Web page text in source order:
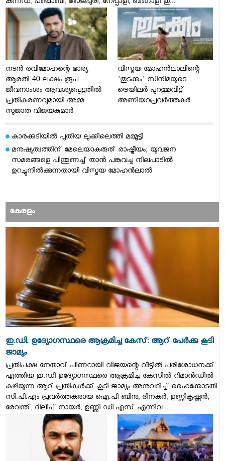
കന്നഡ, പഞ്ചാബി, ഭോജ്പുരി, നേപ്പാളി, ബംഗാളി തു...
നടന്‍ രവിമോഹന്റെ ഭാര്യ
ആരതി 40 ലക്ഷം രൂപ
ജീവനാംശം ആവശ്യപ്പെട്ടതില്‍
പ്രതികരണവുമായി അമ്മ
സുജാത വിജയകുമാര്‍
വിസ്മയ മോഹന്‍ലാലിന്റെ
'തുടക്കം' സിനിമയുടെ
ട്രെയിലര്‍ പുറത്തുവിട്ട്
അണിയറപ്രവര്‍ത്തകര്‍
കാരക്കുടിയില്‍ പുതിയ ലുക്കിലെത്തി മമ്മൂട്ടി
മനുഷ്യത്വത്തിന് മേലെയാകരുത് രാഷ്ട്രീയം; യുവജന
സമരങ്ങളെ പിന്തുണച്ച് താന്‍ പങ്കുവച്ച നിലപാടില്‍
ഉറച്ചുനില്‍ക്കുന്നതായി വിസ്മയ മോഹന്‍ലാല്‍
കേരളം
ഇ.ഡി. ഉദ്യോഗസ്ഥരെ ആക്രമിച്ച കേസ്: ആറ് പേര്‍ക്കു കൂടി
ജാമ്യം
പ്രതിപക്ഷ നേതാവ് പിണറായി വിജയന്റെ വീട്ടില്‍ പരിശോധനക്ക്
എത്തിയ ഇ.ഡി ഉദ്യോഗസ്ഥരെ ആക്രമിച്ച കേസില്‍ റിമാന്‍ഡില്‍
കഴിയുന്ന ആറ് പ്രതികള്‍ക്ക് കൂടി ജാമ്യം അനുവദിച്ച് ഹൈക്കോടതി.
സി.പി.എം പ്രവര്‍ത്തകരായ ഐ.പി ബിനു, ദിനകര്‍, ഉണ്ണികൃഷ്ണന്‍,
രേവന്ത്, ദിലീപ് നായര്‍, ഉണ്ണി ഡി.എസ് എന്നിവ...